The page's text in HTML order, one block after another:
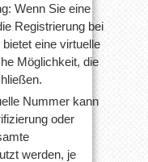
Wenn Sie eine
Registrierung bei
eine virtuelle
Möglichkeit, die
Nummer kann
oder
werden, je